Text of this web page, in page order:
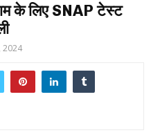
के लिए SNAP टेस्ट
2024